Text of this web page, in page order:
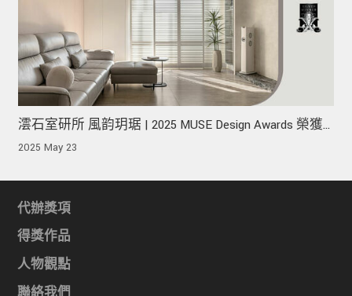
澐石室研所 風韵玥琚 | 2025 MUSE Design Awards 榮獲
銀獎！
2025 May 23
代辦獎項
得獎作品
人物觀點